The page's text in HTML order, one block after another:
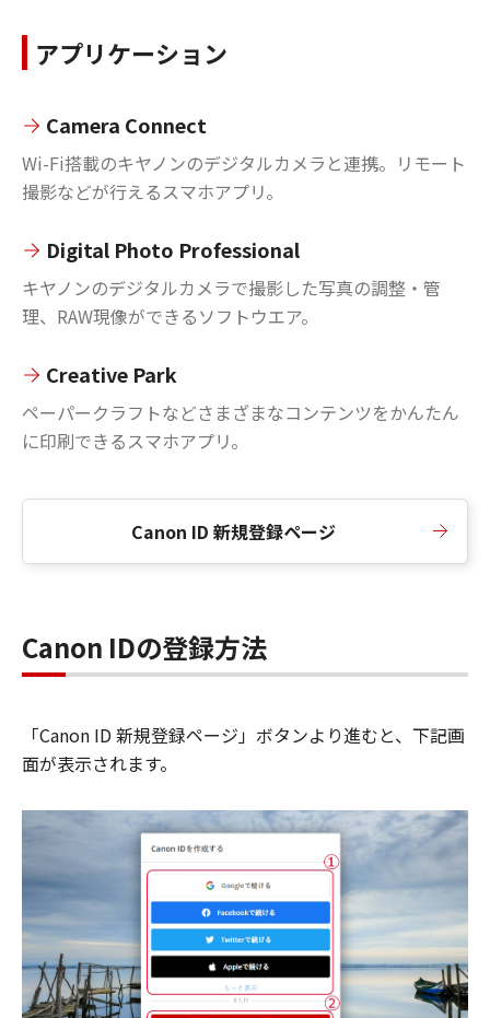
アプリケーション
Camera Connect
Wi-Fi搭載のキヤノンのデジタルカメラと連携。リモート
撮影などが行えるスマホアプリ。
Digital Photo Professional
キヤノンのデジタルカメラで撮影した写真の調整・管
理、RAW現像ができるソフトウエア。
Creative Park
ペーパークラフトなどさまざまなコンテンツをかんたん
に印刷できるスマホアプリ。
Canon ID 新規登録ページ
Canon IDの登録方法
「Canon ID 新規登録ページ」ボタンより進むと、下記画
面が表示されます。